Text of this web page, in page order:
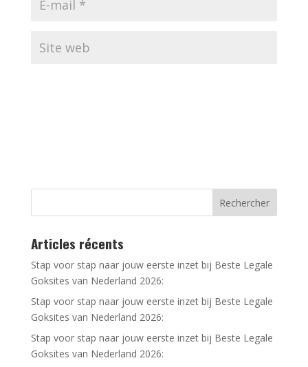
Articles récents
Stap voor stap naar jouw eerste inzet bij Beste Legale
Goksites van Nederland 2026:
Stap voor stap naar jouw eerste inzet bij Beste Legale
Goksites van Nederland 2026:
Stap voor stap naar jouw eerste inzet bij Beste Legale
Goksites van Nederland 2026: